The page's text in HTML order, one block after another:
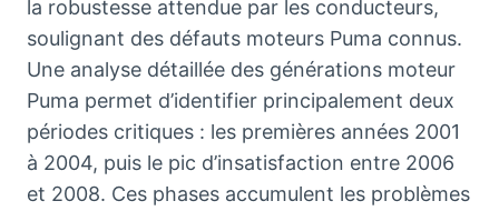
la robustesse attendue par les conducteurs,
soulignant des défauts moteurs Puma connus.
Une analyse détaillée des générations moteur
Puma permet d’identifier principalement deux
périodes critiques : les premières années 2001
à 2004, puis le pic d’insatisfaction entre 2006
et 2008. Ces phases accumulent les problèmes